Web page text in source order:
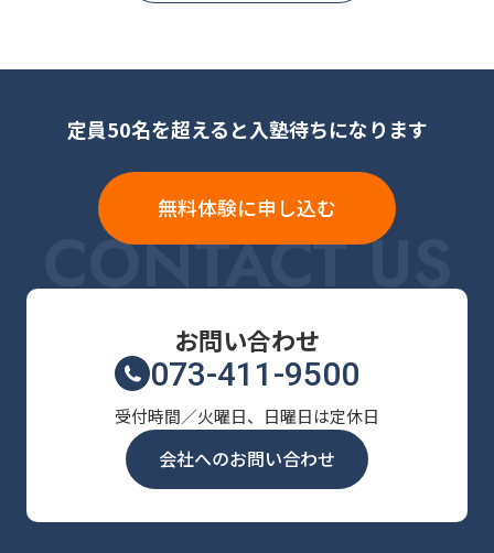
定員50名を超えると入塾待ちになります
無料体験に申し込む
CONTACT US
お問い合わせ
073-411-9500
受付時間／火曜日、日曜日は定休日
会社へのお問い合わせ